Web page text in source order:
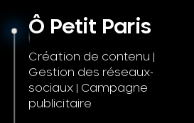
Ô Petit Paris
Création de contenu |
Gestion des réseaux-
sociaux | Campagne
publicitaire